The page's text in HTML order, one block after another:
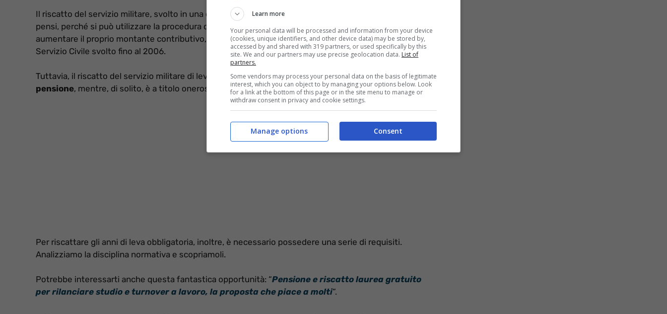
Il riscatto del servizio militare, svolto in una delle Forze Armate italiane, è più semplice di quanto si
pensi, perché si può utilizzare la procedura online dell’INPS. Riscattare gli anni di leva obbligatoria, per
aumentare il proprio montante contributivo, non è oneroso. Lo stesso discorso vale per il periodo di
Servizio Civile svolto fino al 2006.
Tuttavia, il riscatto del servizio militare di leva è gratuito solo per lamaturazione del diritto alla
pensione, mentre, di solito, è a titolo oneroso per la buonuscita o il TFS.
Per riscattare gli anni di leva obbligatoria, inoltre, è necessario possedere una serie di requisiti.
Analizziamo la disciplina normativa e scopriamoli.
Potrebbe interessarti anche questa fantastica opportunità: “Pensione e riscatto laurea gratuito
per rilanciare studio e turnover a lavoro, la proposta che piace a molti“.
Learn more
Your personal data will be processed and information from your device
(cookies, unique identifiers, and other device data) may be stored by,
accessed by and shared with 319 partners, or used specifically by this
site. We and our partners may use precise geolocation data. List of
partners.
Some vendors may process your personal data on the basis of legitimate
interest, which you can object to by managing your options below. Look
for a link at the bottom of this page or in the site menu to manage or
withdraw consent in privacy and cookie settings.
Consent
Manage options